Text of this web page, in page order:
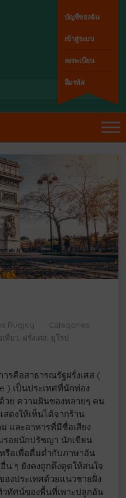
บัญชีของฉัน
เข้าสู่ระบบ
ลงทะเบียน
ลืมรหัส
Rugjoy
Categories:
ที่ยว ฝรั่งเศส ยุโรป
ารคือสาธารณรัฐฝรั่งเศส (
) เป็นประเทศที่นักท่อง
วย ความฝันของหลายๆ คน
สดงให้เห็นได้จากร้าน
และอาหารที่มีชื่อเสียง
รอยนักปรัชญา นักเขียน
รือเพื่อดื่มด่ำกับภาษาอัน
น ๆ ยังคงถูกดึงดูดให้สนใจ
งประเทศด้วยแนวชายฝั่ง
ทัศน์ของพื้นที่เพาะปลูกอัน